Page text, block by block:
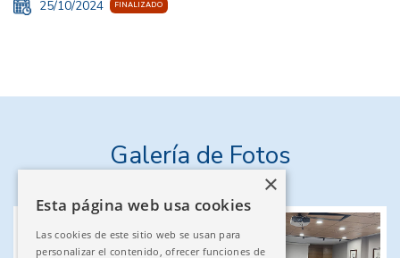
25/10/2024 FINALIZADO
Galería de Fotos
Esta página web usa cookies
Las cookies de este sitio web se usan para
personalizar el contenido, ofrecer funciones de
×